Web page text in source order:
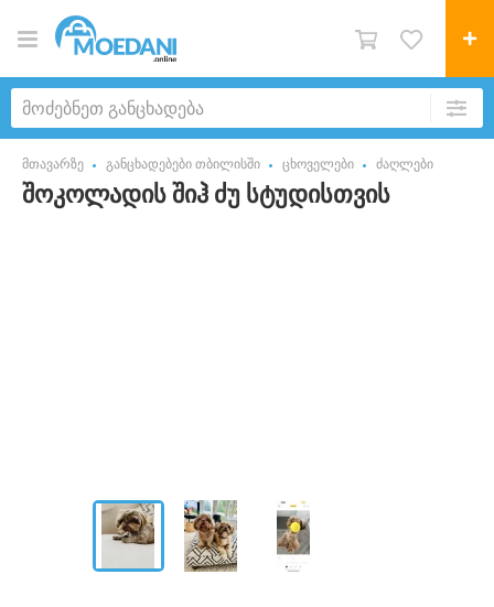
მთავარზე განცხადებები თბილისში ცხოველები ძაღლები
შოკოლადის შიჰ ძუ სტუდისთვის